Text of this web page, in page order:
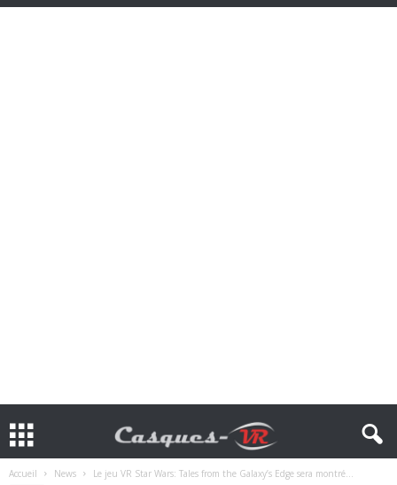
Accueil News Le jeu VR Star Wars: Tales from the Galaxy’s Edge sera montré...